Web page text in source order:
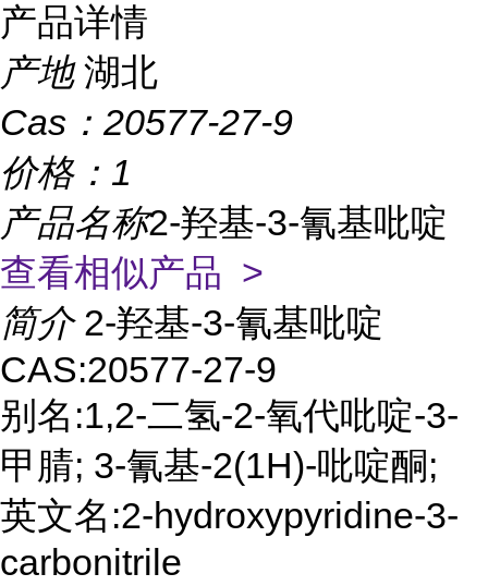
产品详情
产地 湖北
Cas： 20577-27-9
价格： 1
产品名称2-羟基-3-氰基吡啶
查看相似产品 >
简介 2-羟基-3-氰基吡啶
CAS:20577-27-9
别名:1,2-二氢-2-氧代吡啶-3-
甲腈; 3-氰基-2(1H)-吡啶酮;
英文名:2-hydroxypyridine-3-
carbonitrile